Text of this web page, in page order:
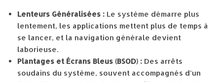
Lenteurs Généralisées : Le système démarre plus
lentement, les applications mettent plus de temps à
se lancer, et la navigation générale devient
laborieuse.
Plantages et Écrans Bleus (BSOD) : Des arrêts
soudains du système, souvent accompagnés d’un